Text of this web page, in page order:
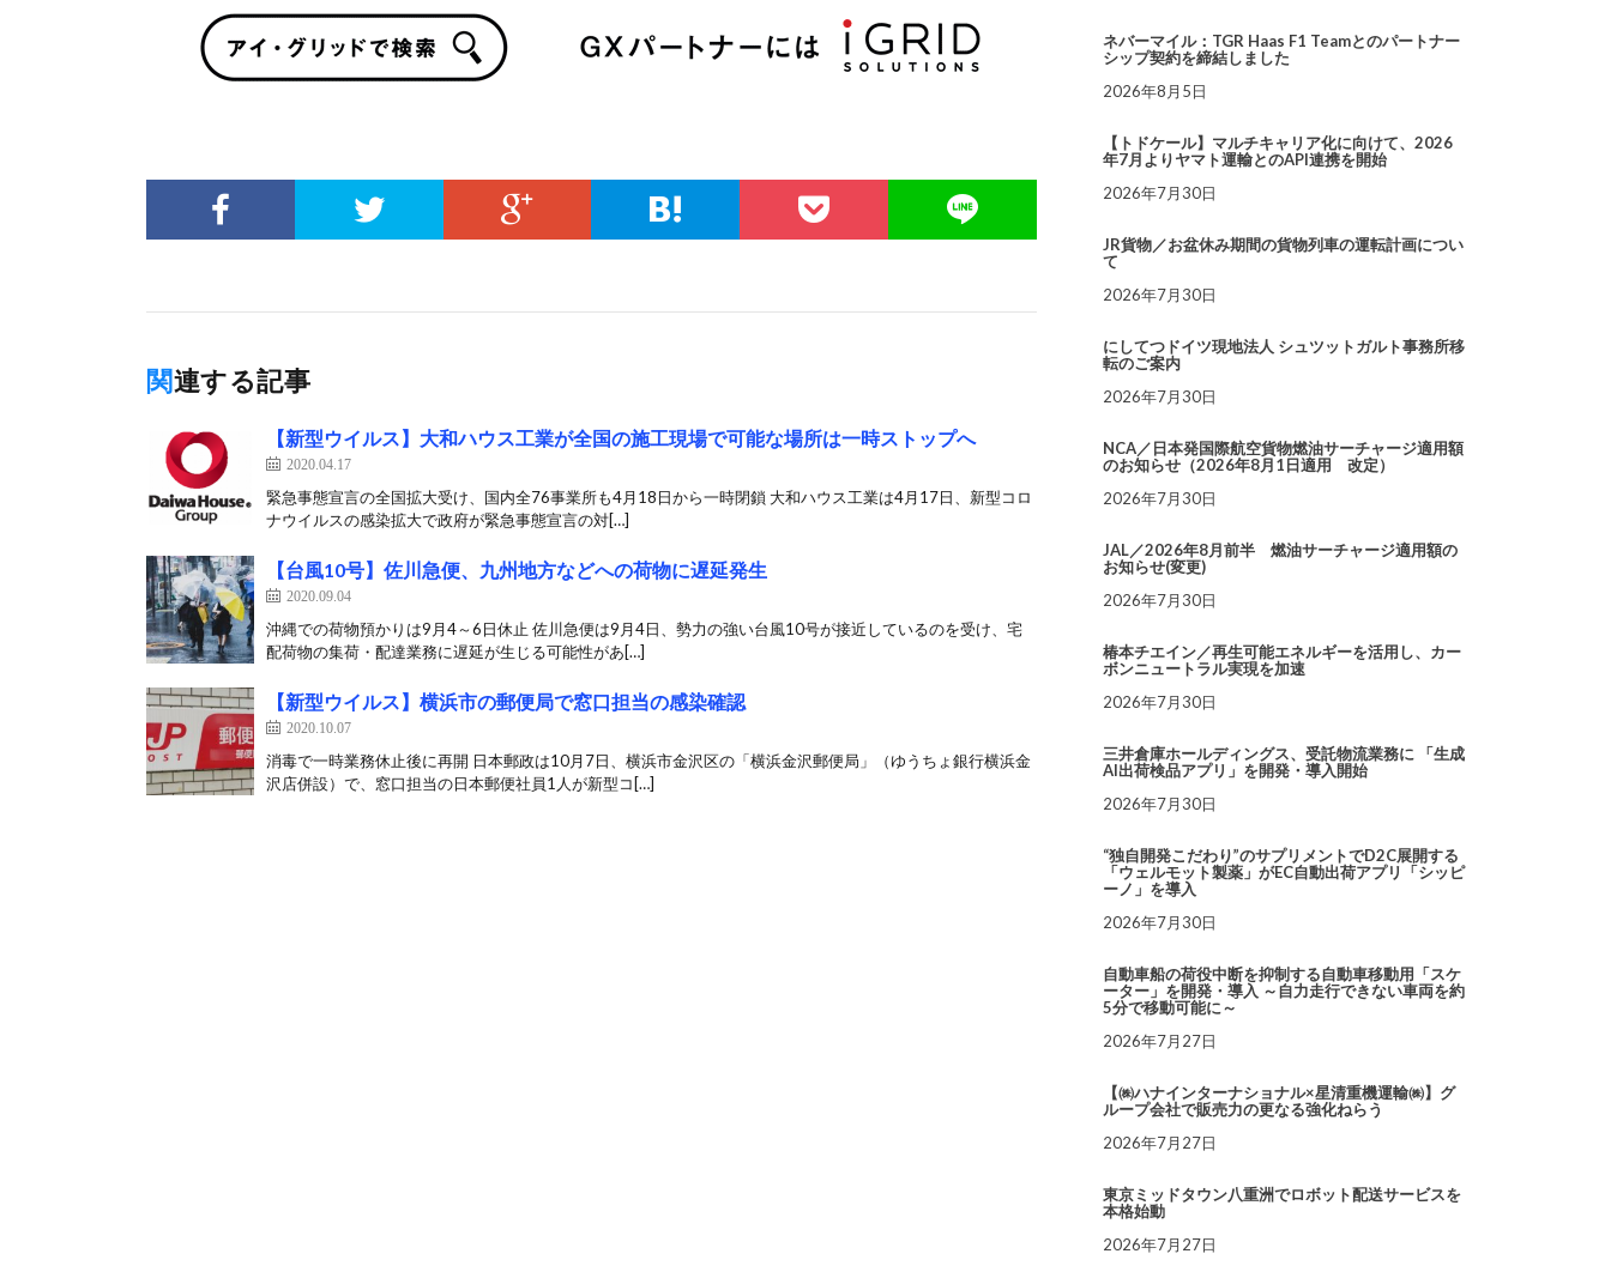
関連する記事
【新型ウイルス】大和ハウス工業が全国の施工現場で可能な場所は一時ストップへ
2020.04.17
緊急事態宣言の全国拡大受け、国内全76事業所も4月18日から一時閉鎖 大和ハウス工業は4月17日、新型コロ
ナウイルスの感染拡大で政府が緊急事態宣言の対[…]
【台風10号】佐川急便、九州地方などへの荷物に遅延発生
2020.09.04
沖縄での荷物預かりは9月4～6日休止 佐川急便は9月4日、勢力の強い台風10号が接近しているのを受け、宅
配荷物の集荷・配達業務に遅延が生じる可能性があ[…]
【新型ウイルス】横浜市の郵便局で窓口担当の感染確認
2020.10.07
消毒で一時業務休止後に再開 日本郵政は10月7日、横浜市金沢区の「横浜金沢郵便局」（ゆうちょ銀行横浜金
沢店併設）で、窓口担当の日本郵便社員1人が新型コ[…]
ネバーマイル：TGR Haas F1 Teamとのパートナー
シップ契約を締結しました
2026年8月5日
【トドケール】マルチキャリア化に向けて、2026
年7月よりヤマト運輸とのAPI連携を開始
2026年7月30日
JR貨物／お盆休み期間の貨物列車の運転計画につい
て
2026年7月30日
にしてつドイツ現地法人 シュツットガルト事務所移
転のご案内
2026年7月30日
NCA／日本発国際航空貨物燃油サーチャージ適用額
のお知らせ（2026年8月1日適用 改定）
2026年7月30日
JAL／2026年8月前半 燃油サーチャージ適用額の
お知らせ(変更)
2026年7月30日
椿本チエイン／再生可能エネルギーを活用し、カー
ボンニュートラル実現を加速
2026年7月30日
三井倉庫ホールディングス、受託物流業務に 「生成
AI出荷検品アプリ」を開発・導入開始
2026年7月30日
“独自開発こだわり”のサプリメントでD2C展開する
「ウェルモット製薬」がEC自動出荷アプリ「シッピ
ーノ」を導入
2026年7月30日
自動車船の荷役中断を抑制する自動車移動用「スケ
ーター」を開発・導入 ～自力走行できない車両を約
5分で移動可能に～
2026年7月27日
【㈱ハナインターナショナル×星清重機運輸㈱】グ
ループ会社で販売力の更なる強化ねらう
2026年7月27日
東京ミッドタウン八重洲でロボット配送サービスを
本格始動
2026年7月27日